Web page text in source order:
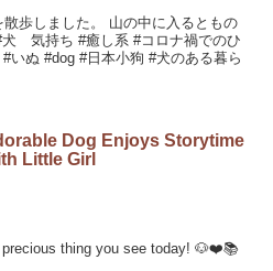
歩しました。 山の中に入るともの
気持ち #癒し系 #コロナ禍でのひ
いぬ #dog #日本小狗 #犬のある暮ら
Dog Enjoys Storytime
Little Girl
thing you see today! 🐶❤️📚